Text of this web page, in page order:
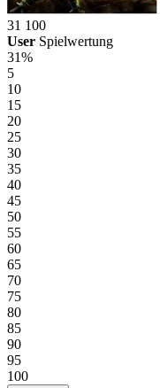
31 100
User Spielwertung
31%
5
10
15
20
25
30
35
40
45
50
55
60
65
70
75
80
85
90
95
100